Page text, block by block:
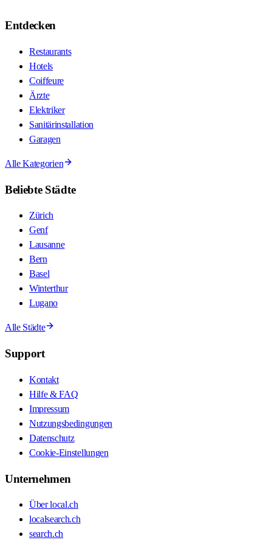
Entdecken
Restaurants
Hotels
Coiffeure
Ärzte
Elektriker
Sanitärinstallation
Garagen
Alle Kategorien
Beliebte Städte
Zürich
Genf
Lausanne
Bern
Basel
Winterthur
Lugano
Alle Städte
Support
Kontakt
Hilfe & FAQ
Impressum
Nutzungsbedingungen
Datenschutz
Cookie-Einstellungen
Unternehmen
Über local.ch
localsearch.ch
search.ch